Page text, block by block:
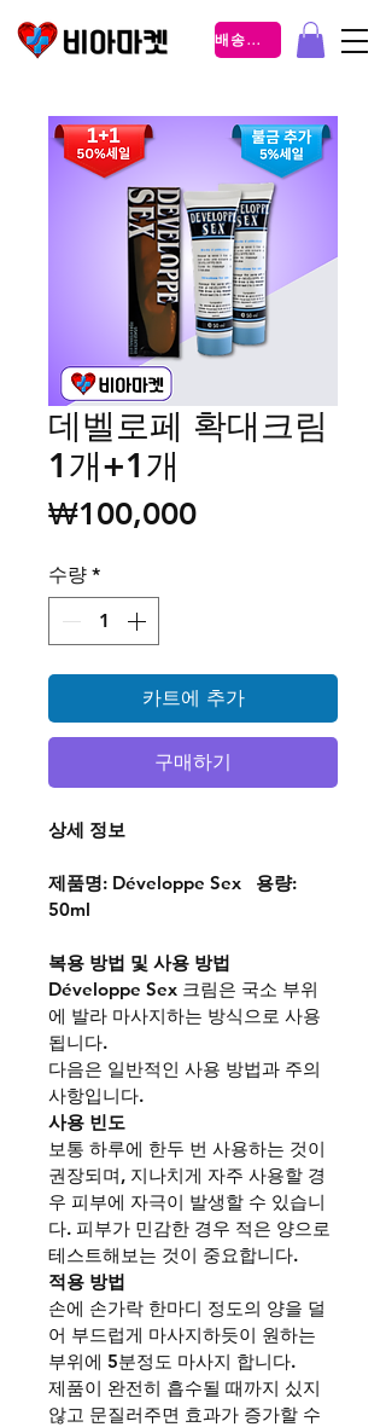
배송조회
데벨로페 확대크림
1개+1개
₩100,000가격
수량 *
카트에 추가
구매하기
상세 정보
제품명: Développe Sex 용량:
50ml
복용 방법 및 사용 방법
Développe Sex 크림은 국소 부위
에 발라 마사지하는 방식으로 사용
됩니다.
다음은 일반적인 사용 방법과 주의
사항입니다.
사용 빈도
보통 하루에 한두 번 사용하는 것이
권장되며, 지나치게 자주 사용할 경
우 피부에 자극이 발생할 수 있습니
다. 피부가 민감한 경우 적은 양으로
테스트해보는 것이 중요합니다.
적용 방법
손에 손가락 한마디 정도의 양을 덜
어 부드럽게 마사지하듯이 원하는
부위에 5분정도 마사지 합니다.
제품이 완전히 흡수될 때까지 싰지
않고 문질러주면 효과가 증가할 수